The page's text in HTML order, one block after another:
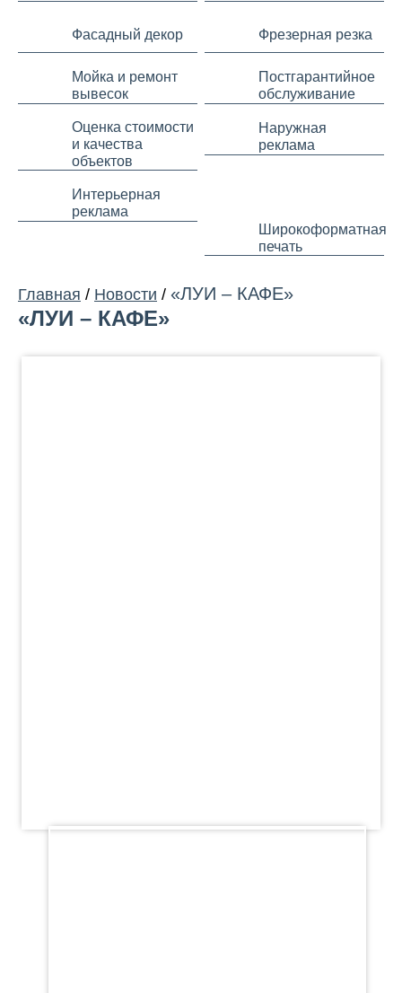
Фасадный декор Фрезерная резка
Мойка и ремонт
вывесок
Постгарантийное
обслуживание
Оценка стоимости
и качества
объектов
Наружная
реклама
Интерьерная
реклама
Широкоформатная
печать
Главная / Новости / «ЛУИ – КАФЕ»
«ЛУИ – КАФЕ»